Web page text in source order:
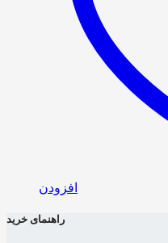
افزودن
راهنمای خرید